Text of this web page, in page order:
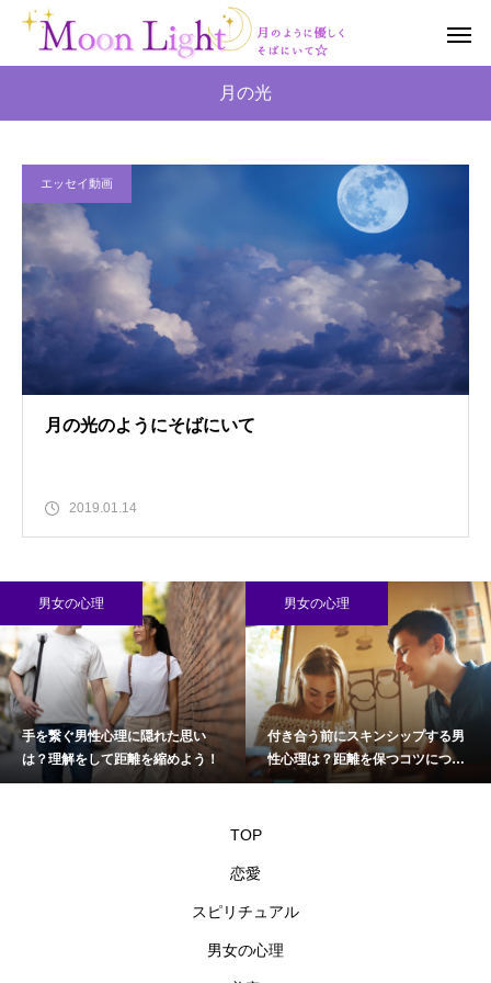
月の光
エッセイ動画
月の光のようにそばにいて
2019.01.14
男女の心理
手を繋ぐ男性心理に隠れた思い
は？理解をして距離を縮めよう！
男女の心理
付き合う前にスキンシップする男
性心理は？距離を保つコツについ
て
TOP
恋愛
スピリチュアル
男女の心理